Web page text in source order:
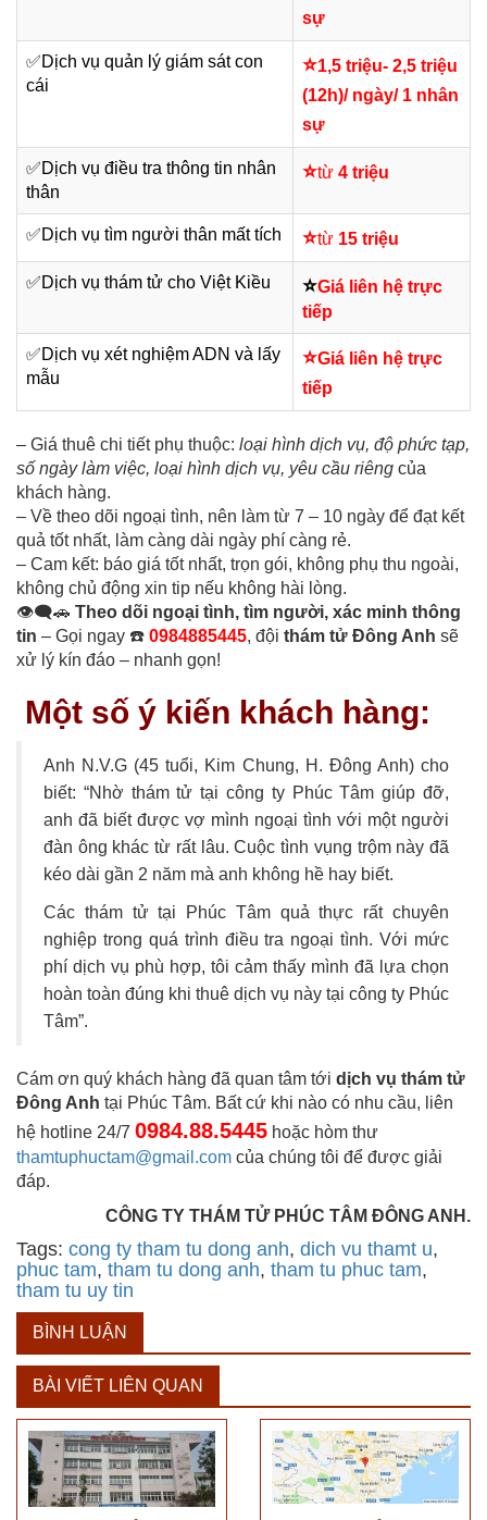
sự
✅Dịch vụ quản lý giám sát con
cái
⭐1,5 triệu- 2,5 triệu
(12h)/ ngày/ 1 nhân
sự
✅Dịch vụ điều tra thông tin nhân
thân
⭐từ 4 triệu
✅Dịch vụ tìm người thân mất tích ⭐từ 15 triệu
✅Dịch vụ thám tử cho Việt Kiều ⭐Giá liên hệ trực
tiếp
✅Dịch vụ xét nghiệm ADN và lấy
mẫu
⭐Giá liên hệ trực
tiếp
– Giá thuê chi tiết phụ thuộc: loại hình dịch vụ, độ phức tạp,
số ngày làm việc, loại hình dịch vụ, yêu cầu riêng của
khách hàng.
– Về theo dõi ngoại tình, nên làm từ 7 – 10 ngày để đạt kết
quả tốt nhất, làm càng dài ngày phí càng rẻ.
– Cam kết: báo giá tốt nhất, trọn gói, không phụ thu ngoài,
không chủ động xin tip nếu không hài lòng.
👁️‍🗨️🚗 Theo dõi ngoại tình, tìm người, xác minh thông
tin – Gọi ngay ☎️ 0984885445, đội thám tử Đông Anh sẽ
xử lý kín đáo – nhanh gọn!
Một số ý kiến khách hàng:
Anh N.V.G (45 tuổi, Kim Chung, H. Đông Anh) cho
biết: “Nhờ thám tử tại công ty Phúc Tâm giúp đỡ,
anh đã biết được vợ mình ngoại tình với một người
đàn ông khác từ rất lâu. Cuộc tình vụng trộm này đã
kéo dài gần 2 năm mà anh không hề hay biết.
Các thám tử tại Phúc Tâm quả thực rất chuyên
nghiệp trong quá trình điều tra ngoại tình. Với mức
phí dịch vụ phù hợp, tôi cảm thấy mình đã lựa chọn
hoàn toàn đúng khi thuê dịch vụ này tại công ty Phúc
Tâm”.
Cám ơn quý khách hàng đã quan tâm tới dịch vụ thám tử
Đông Anh tại Phúc Tâm. Bất cứ khi nào có nhu cầu, liên
hệ hotline 24/7 0984.88.5445 hoặc hòm thư
thamtuphuctam@gmail.com của chúng tôi để được giải
đáp.
CÔNG TY THÁM TỬ PHÚC TÂM ĐÔNG ANH.
Tags: cong ty tham tu dong anh, dich vu thamt u,
phuc tam, tham tu dong anh, tham tu phuc tam,
tham tu uy tin
BÌNH LUẬN
BÀI VIẾT LIÊN QUAN